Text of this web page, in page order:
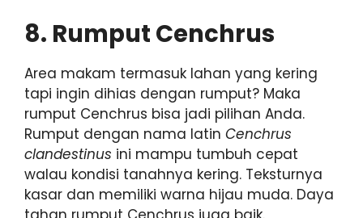
8. Rumput Cenchrus
Area makam termasuk lahan yang kering
tapi ingin dihias dengan rumput? Maka
rumput Cenchrus bisa jadi pilihan Anda.
Rumput dengan nama latin Cenchrus
clandestinus ini mampu tumbuh cepat
walau kondisi tanahnya kering. Teksturnya
kasar dan memiliki warna hijau muda. Daya